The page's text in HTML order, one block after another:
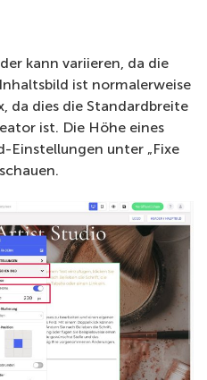
kann variieren, da die
ist normalerweise
da dies die Standardbreite
ist. Die Höhe eines
Einstellungen unter „Fixe